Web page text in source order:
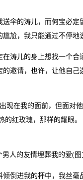
的涛儿，而何宝必定
尬，我只能通过不停地
儿的身上想找一个合
邀请，也许，让他自己
在我的面前，但面对
红玫瑰，那样的耀眼。
男人的友情埋葬我的爱(图
进我的杯中，我丝毫